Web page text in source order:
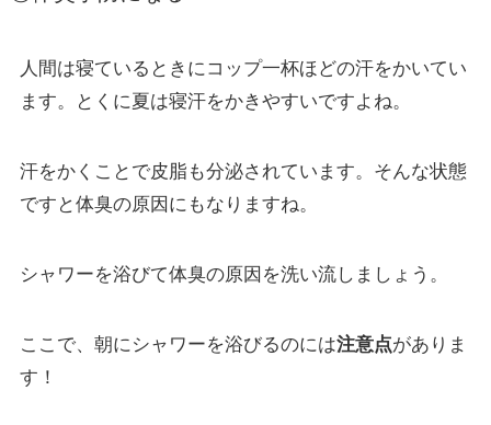
人間は寝ているときにコップ一杯ほどの汗をかいてい
ます。とくに夏は寝汗をかきやすいですよね。
汗をかくことで皮脂も分泌されています。そんな状態
ですと体臭の原因にもなりますね。
シャワーを浴びて体臭の原因を洗い流しましょう。
ここで、朝にシャワーを浴びるのには注意点がありま
す！